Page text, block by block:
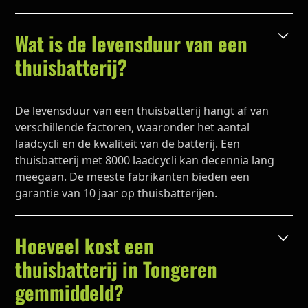
Wat is de levensduur van een
thuisbatterij?
De levensduur van een thuisbatterij hangt af van
verschillende factoren, waaronder het aantal
laadcycli en de kwaliteit van de batterij. Een
thuisbatterij met 8000 laadcycli kan decennia lang
meegaan. De meeste fabrikanten bieden een
garantie van 10 jaar op thuisbatterijen.
Hoeveel kost een
thuisbatterij in Tongeren
gemmiddeld?